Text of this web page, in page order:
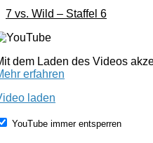
7 vs. Wild – Staffel 6
dem Laden des Videos
erfahren
laden
YouTube immer entsperren